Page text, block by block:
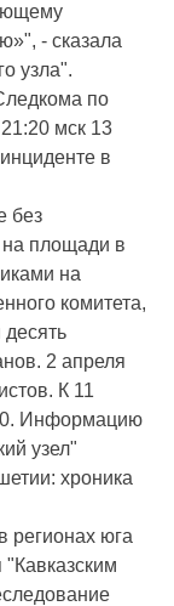
- сказала
узла".
по
мск 13
в
без
на площади в
на
комитета,
2 апреля
К 11
Информацию
узел"
хроника
регионах юга